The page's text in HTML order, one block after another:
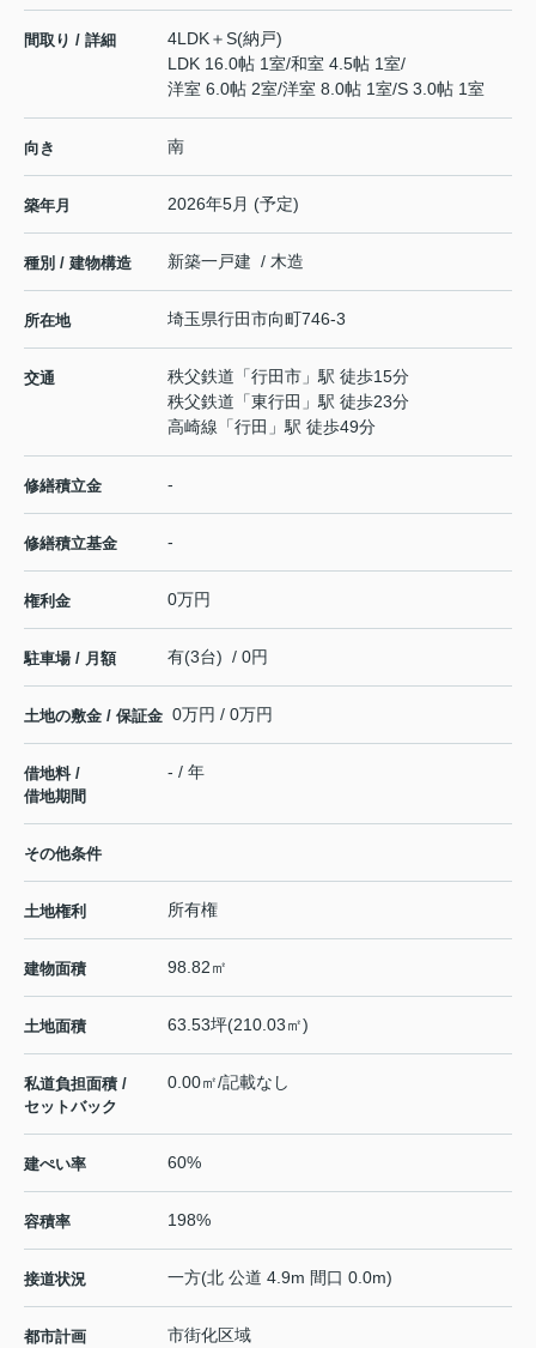
間取り / 詳細
4LDK＋S(納戸)
LDK 16.0帖 1室/和室 4.5帖 1室/
洋室 6.0帖 2室/洋室 8.0帖 1室/S 3.0帖 1室
向き 南
築年月 2026年5月 (予定)
種別 / 建物構造 新築一戸建 / 木造
所在地 埼玉県行田市向町746-3
交通 秩父鉄道 「行田市 」駅 徒歩15分
秩父鉄道 「東行田 」駅 徒歩23分
高崎線 「行田 」駅 徒歩49分
修繕積立金 -
修繕積立基金 -
権利金 0万円
駐車場 / 月額 有(3台) / 0円
土地の敷金 / 保証金 0万円 / 0万円
借地料 /
借地期間
- / 年
その他条件
土地権利 所有権
建物面積 98.82㎡
土地面積 63.53坪(210.03㎡)
私道負担面積 /
セットバック
0.00㎡/記載なし
建ぺい率 60%
容積率 198%
接道状況 一方(北 公道 4.9m 間口 0.0m)
都市計画 市街化区域